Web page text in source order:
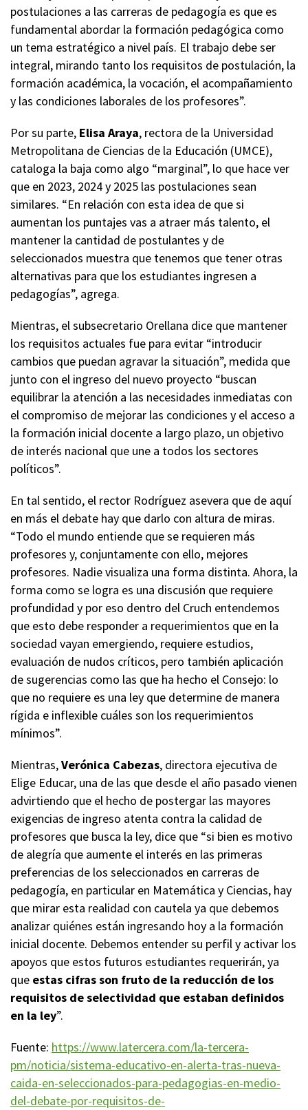
postulaciones a las carreras de pedagogía es que es
fundamental abordar la formación pedagógica como
un tema estratégico a nivel país. El trabajo debe ser
integral, mirando tanto los requisitos de postulación, la
formación académica, la vocación, el acompañamiento
y las condiciones laborales de los profesores”.
Por su parte, Elisa Araya, rectora de la Universidad
Metropolitana de Ciencias de la Educación (UMCE),
cataloga la baja como algo “marginal”, lo que hace ver
que en 2023, 2024 y 2025 las postulaciones sean
similares. “En relación con esta idea de que si
aumentan los puntajes vas a atraer más talento, el
mantener la cantidad de postulantes y de
seleccionados muestra que tenemos que tener otras
alternativas para que los estudiantes ingresen a
pedagogías”, agrega.
Mientras, el subsecretario Orellana dice que mantener
los requisitos actuales fue para evitar “introducir
cambios que puedan agravar la situación”, medida que
junto con el ingreso del nuevo proyecto “buscan
equilibrar la atención a las necesidades inmediatas con
el compromiso de mejorar las condiciones y el acceso a
la formación inicial docente a largo plazo, un objetivo
de interés nacional que une a todos los sectores
políticos”.
En tal sentido, el rector Rodríguez asevera que de aquí
en más el debate hay que darlo con altura de miras.
“Todo el mundo entiende que se requieren más
profesores y, conjuntamente con ello, mejores
profesores. Nadie visualiza una forma distinta. Ahora, la
forma como se logra es una discusión que requiere
profundidad y por eso dentro del Cruch entendemos
que esto debe responder a requerimientos que en la
sociedad vayan emergiendo, requiere estudios,
evaluación de nudos críticos, pero también aplicación
de sugerencias como las que ha hecho el Consejo: lo
que no requiere es una ley que determine de manera
rígida e inflexible cuáles son los requerimientos
mínimos”.
Mientras,Verónica Cabezas, directora ejecutiva de
Elige Educar, una de las que desde el año pasado vienen
advirtiendo que el hecho de postergar las mayores
exigencias de ingreso atenta contra la calidad de
profesores que busca la ley, dice que “si bien es motivo
de alegría que aumente el interés en las primeras
preferencias de los seleccionados en carreras de
pedagogía, en particular en Matemática y Ciencias, hay
que mirar esta realidad con cautela ya que debemos
analizar quiénes están ingresando hoy a la formación
inicial docente. Debemos entender su perfil y activar los
apoyos que estos futuros estudiantes requerirán, ya
que estas cifras son fruto de la reducción de los
requisitos de selectividad que estaban definidos
en la ley”.
Fuente: https://www.latercera.com/la-tercera-
pm/noticia/sistema-educativo-en-alerta-tras-nueva-
caida-en-seleccionados-para-pedagogias-en-medio-
del-debate-por-requisitos-de-